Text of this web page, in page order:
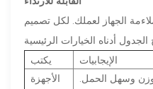
الجهاز لعملك. لكل تصميم
يكتب
الإيجابيات
الأجهزة
وسهل الحمل.